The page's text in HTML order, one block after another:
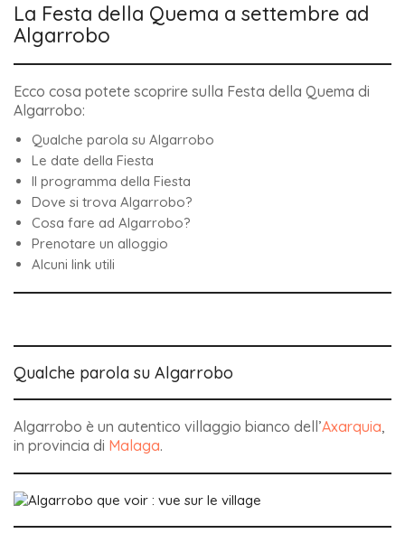
La Festa della Quema a settembre ad
Algarrobo
Ecco cosa potete scoprire sulla Festa della Quema di
Algarrobo:
Qualche parola su Algarrobo
Le date della Fiesta
Il programma della Fiesta
Dove si trova Algarrobo?
Cosa fare ad Algarrobo?
Prenotare un alloggio
Alcuni link utili
Qualche parola su Algarrobo
Algarrobo è un autentico villaggio bianco dell’Axarquia,
in provincia di Malaga.